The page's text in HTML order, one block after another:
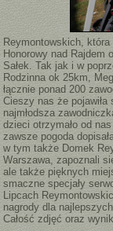
Reymontowskich,
Honorowy nad Rajdem
Sałek. Tak jak i w
Rodzinna ok 25km,
łącznie ponad 200
Cieszy nas że
najmłodsza
dzieci otrzymało od
zawsze pogoda
w tym także Domek
Warszawa, zapoznali
ale także pięknych
smaczne specjały
Lipcach
nagrody dla
Całość zdjęć oraz